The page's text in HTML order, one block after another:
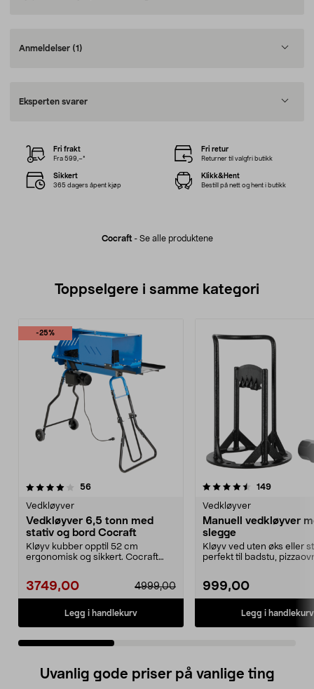
Anmeldelser (1)
Eksperten svarer
Cocraft- Se alle produktene
Fri frakt
Fra 599,–*
Fri retur
Returner til valgfri butikk
Sikkert
365 dagers åpent kjøp
Klikk&Hent
Bestill på nett og hent i butikk
Toppselgere i samme kategori
-25%
56anmeldelser
Vedkløyver
Vedkløyver 6,5 tonn med
stativ og bord Cocraft
Kløyv kubber opptil 52 cm
ergonomisk og sikkert. Cocraft
3749,00 4999,00
Legg i handlekurv
4.5 av 5 stjerner 149
Vedkløyver
Manuell vedkløyver
slegge
Kløyv ved uten øks eller
perfekt til badstu,
999,00
Legg i handlekurv
3.0 av 5 stjerner
Uvanlig gode priser på vanlige ting